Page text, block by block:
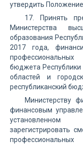
утвердить
17. Принять
Министерства
образования
2017 года,
бюджета Республики
областей и
республиканский
Министерству
финансовым
установленном
зарегистрировать